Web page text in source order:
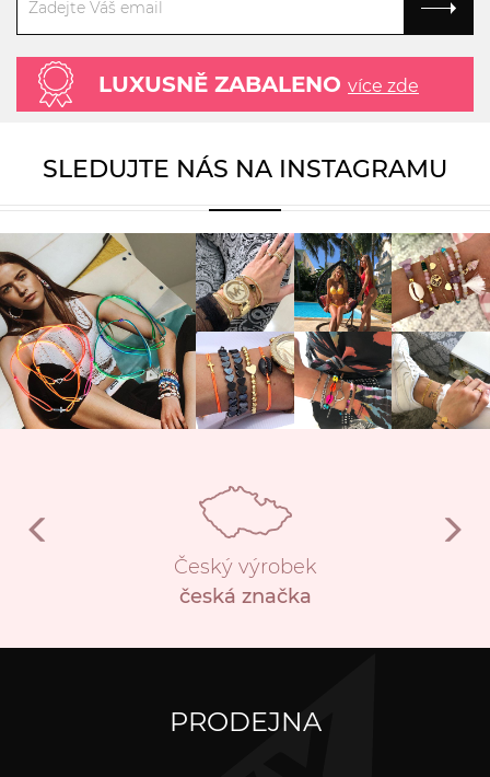
LUXUSNĚ ZABALENO více zde
SLEDUJTE NÁS NA INSTAGRAMU
Český výrobek
česká značka
PRODEJNA